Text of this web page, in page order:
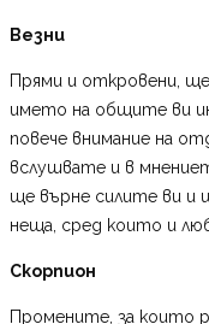
Везни
Прями и откровени,
името на общите ви
повече внимание на
вслушвате и в
ще върне силите ви и
неща, сред които и
Скорпион
Промените, за които